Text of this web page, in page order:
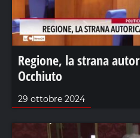
Regione, la strana
Occhiuto
29 ottobre 2024